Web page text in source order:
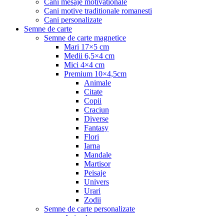
Cani motive traditionale romanesti
Cani personalizate
Semne de carte
Semne de carte magnetice
Mari 17×5 cm
Medii 6,5×4 cm
Mici 4×4 cm
Premium 10×4,5cm
Animale
Citate
Copii
Craciun
Diverse
Fantasy
Flori
Iarna
Mandale
Martisor
Peisaje
Univers
Urari
Zodii
Semne de carte personalizate